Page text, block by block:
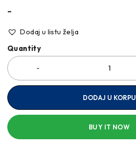
–
Dodaj u listu želja
Quantity
DODAJ U KORPU
BUY IT NOW